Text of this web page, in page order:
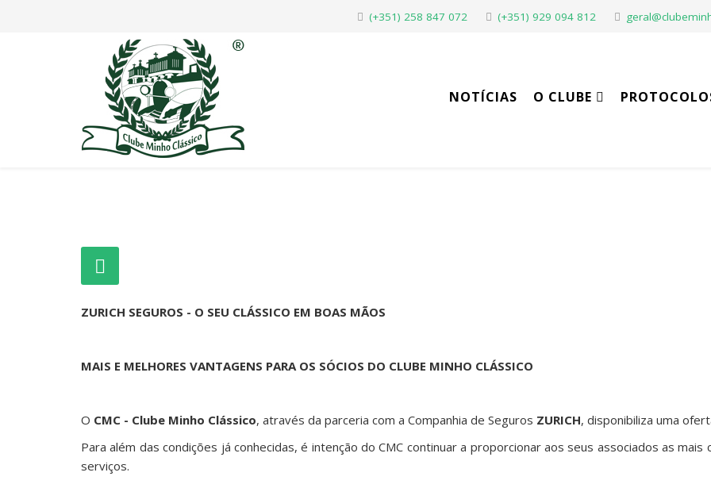
(+351) 258 847 072 (+351) 929 094 812
NOTÍCIAS O CLUBE
ZURICH SEGUROS - O SEU CLÁSSICO EM BOAS MÃOS
MAIS E MELHORES VANTAGENS PARA OS SÓCIOS DO CLUBE MINHO CLÁSSICO
O CMC - Clube Minho Clássico, através da parceria com a Companhia de Seguros ZURICH, disponibiliza uma
Para além das condições já conhecidas, é intenção do CMC continuar a proporcionar aos seus associados as
serviços.